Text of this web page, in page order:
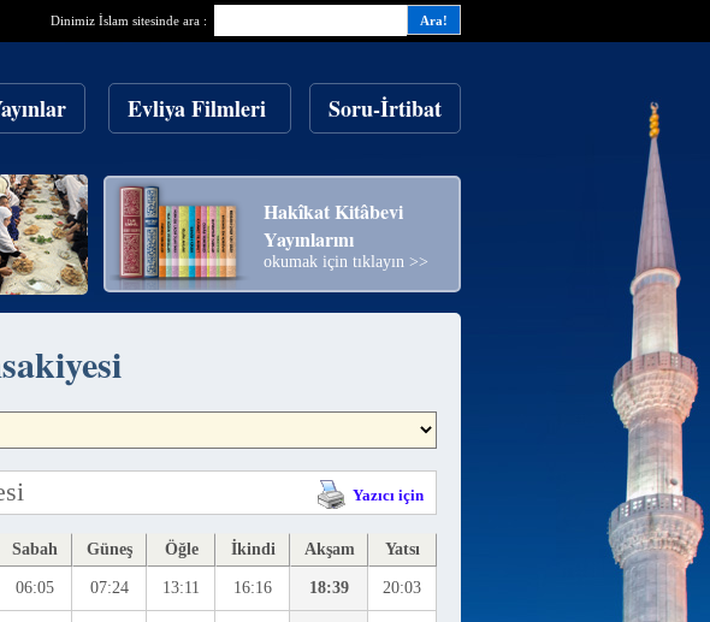
Dinimiz İslam sitesinde ara :
Evliya Filmleri Soru-İrtibat
Hakîkat Kitâbevi
Yayınlarını
okumak için tıklayın >>
Yazıcı için
Sabah Güneş Öğle İkindi Akşam Yatsı
06:05 07:24 13:11 16:16 18:39 20:03